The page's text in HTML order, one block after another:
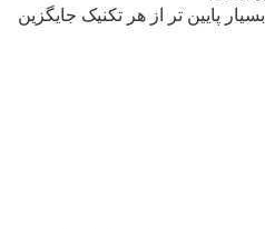
پایین تر از هر تکنیک جایگزین